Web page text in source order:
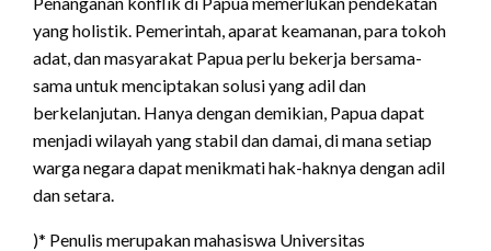
yang holistik. Pemerintah, aparat keamanan, para tokoh
adat, dan masyarakat Papua perlu bekerja bersama-
sama untuk menciptakan solusi yang adil dan
berkelanjutan. Hanya dengan demikian, Papua dapat
menjadi wilayah yang stabil dan damai, di mana setiap
warga negara dapat menikmati hak-haknya dengan adil
dan setara.
)* Penulis merupakan mahasiswa Universitas